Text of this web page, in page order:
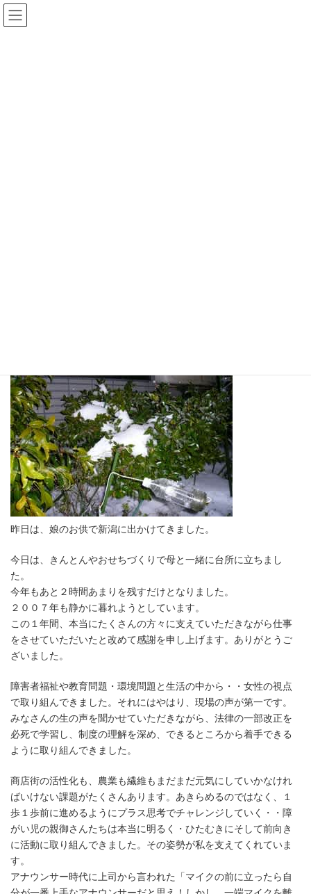
コ
ン
テ
ナ
ビ
ゲ
佐々木志津子 見附市議会議員【公式サイ
新
日
時
:
昨日は、娘のお供で新潟に出かけてきました。
今日は、きんとんやおせちづくりで母と一緒に台所に立ちまし
た。
今年もあと２時間あまりを残すだけとなりました。
２００７年も静かに暮れようとしています。
この１年間、本当にたくさんの方々に支えていただきながら仕事
をさせていただいたと改めて感謝を申し上げます。ありがとうご
ざいました。
障害者福祉や教育問題・環境問題と生活の中から・・女性の視点
で取り組んできました。それにはやはり、現場の声が第一です。
みなさんの生の声を聞かせていただきながら、法律の一部改正を
必死で学習し、制度の理解を深め、できるところから着手できる
ように取り組んできました。
商店街の活性化も、農業も繊維もまだまだ元気にしていかなけれ
ばいけない課題がたくさんあります。あきらめるのではなく、１
歩１歩前に進めるようにプラス思考でチャレンジしていく・・障
がい児の親御さんたちは本当に明るく・ひたむきにそして前向き
に活動に取り組んできました。その姿勢が私を支えてくれていま
す。
アナウンサー時代に上司から言われた「マイクの前に立ったら自